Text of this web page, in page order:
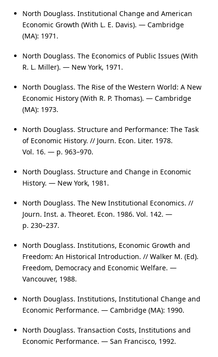
North Douglass. Institutional Change and American
Economic Growth (With L. E. Davis). — Cambridge
(MA): 1971.
North Douglass. The Economics of Public Issues (With
R. L. Miller). — New York, 1971.
North Douglass. The Rise of the Western World: A New
Economic History (With R. P. Thomas). — Cambridge
(MA): 1973.
North Douglass. Structure and Performance: The Task
of Economic History. // Journ. Econ. Liter. 1978.
Vol. 16. — p. 963–970.
North Douglass. Structure and Change in Economic
History. — New York, 1981.
North Douglass. The New Institutional Economics. //
Journ. Inst. a. Theoret. Econ. 1986. Vol. 142. —
p. 230–237.
North Douglass. Institutions, Economic Growth and
Freedom: An Historical Introduction. // Walker M. (Ed).
Freedom, Democracy and Economic Welfare. —
Vancouver, 1988.
North Douglass. Institutions, Institutional Change and
Economic Performance. — Cambridge (MA): 1990.
North Douglass. Transaction Costs, Institutions and
Economic Performance. — San Francisco, 1992.